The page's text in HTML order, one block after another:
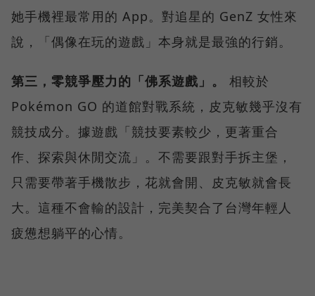
她手機裡最常用的 App。對追星的 GenZ 女性來
說，「偶像在玩的遊戲」本身就是最強的行銷。
第三，零競爭壓力的「佛系遊戲」。
相較於
Pokémon GO 的道館對戰系統，皮克敏幾乎沒有
競技成分。據遊戲「競技要素較少，更著重合
作、探索與休閒交流」。不需要跟對手拆主堡，
只需要帶著手機散步，花就會開、皮克敏就會長
大。這種不會輸的設計，完美契合了台灣年輕人
疲憊想躺平的心情。